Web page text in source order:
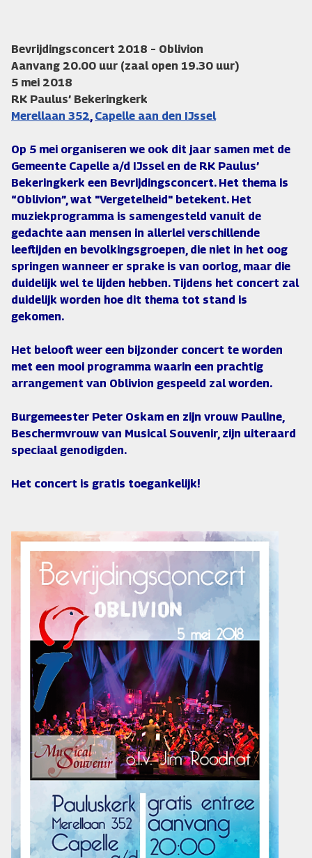
Bevrijdingsconcert 2018 – Oblivion
Aanvang 20.00 uur (zaal open 19.30 uur)
5 mei 2018
RK Paulus’ Bekeringkerk
Merellaan 352, Capelle aan den IJssel
Op 5 mei organiseren we ook dit jaar samen met de
Gemeente Capelle a/d IJssel en de RK Paulus’
Bekeringkerk een Bevrijdingsconcert. Het thema is
“Oblivion”, wat "Vergetelheid" betekent. Het
muziekprogramma is samengesteld vanuit de
gedachte aan mensen in allerlei verschillende
leeftijden en bevolkingsgroepen, die niet in het oog
springen wanneer er sprake is van oorlog, maar die
duidelijk wel te lijden hebben. Tijdens het concert zal
duidelijk worden hoe dit thema tot stand is
gekomen.
Het belooft weer een bijzonder concert te worden
met een mooi programma waarin een prachtig
arrangement van Oblivion gespeeld zal worden.
Burgemeester Peter Oskam en zijn vrouw Pauline,
Beschermvrouw van Musical Souvenir, zijn uiteraard
speciaal genodigden.
Het concert is gratis toegankelijk!